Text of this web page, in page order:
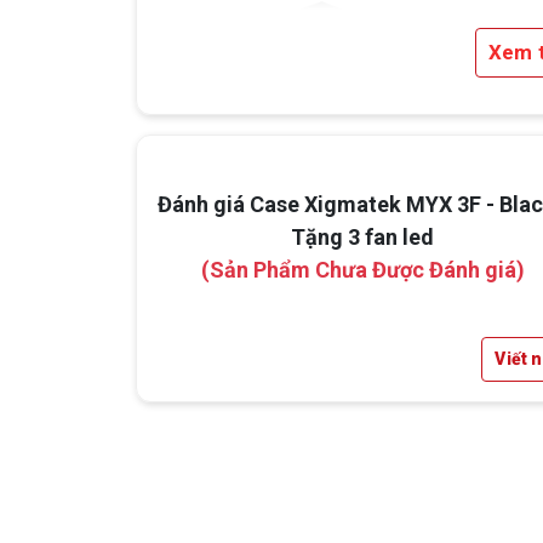
Xem
Đánh giá Case Xigmatek MYX 3F -
Tặng 3 fan led
(Sản Phẩm Chưa Được Đánh giá)
Viết